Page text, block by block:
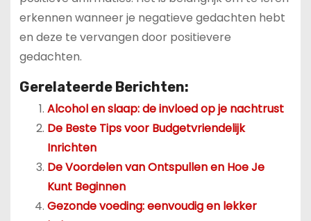
erkennen wanneer je negatieve gedachten hebt
en deze te vervangen door positievere
gedachten.
Gerelateerde Berichten:
Alcohol en slaap: de invloed op je nachtrust
De Beste Tips voor Budgetvriendelijk
Inrichten
De Voordelen van Ontspullen en Hoe Je
Kunt Beginnen
Gezonde voeding: eenvoudig en lekker